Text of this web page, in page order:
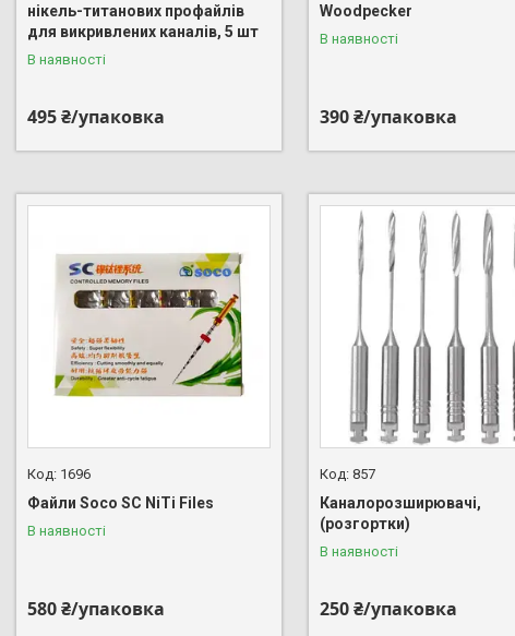
нікель-титанових профайлів
для викривлених каналів, 5 шт
В наявності
495 ₴/упаковка
Woodpecker
В наявності
390 ₴/упаковка
1696
Файли Soco SC NiTi Files
В наявності
580 ₴/упаковка
857
Каналорозширювачі,
(розгортки)
В наявності
250 ₴/упаковка